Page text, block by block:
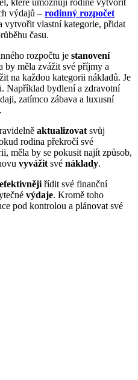
které umožňují rodině vytvořit
výdajů – rodinný rozpočet
vytvořit vlastní kategorie, přidat
času.
rozpočtu je stanovení
by měla zvážit své příjmy a
na každou kategorii nákladů. Je
Například bydlení a zdravotní
zatímco zábava a luxusní
aktualizovat svůj
rodina překročí své
měla by se pokusit najít způsob,
vyvážit své náklady.
efektivněji řídit své finanční
výdaje. Kromě toho
pod kontrolou a plánovat své